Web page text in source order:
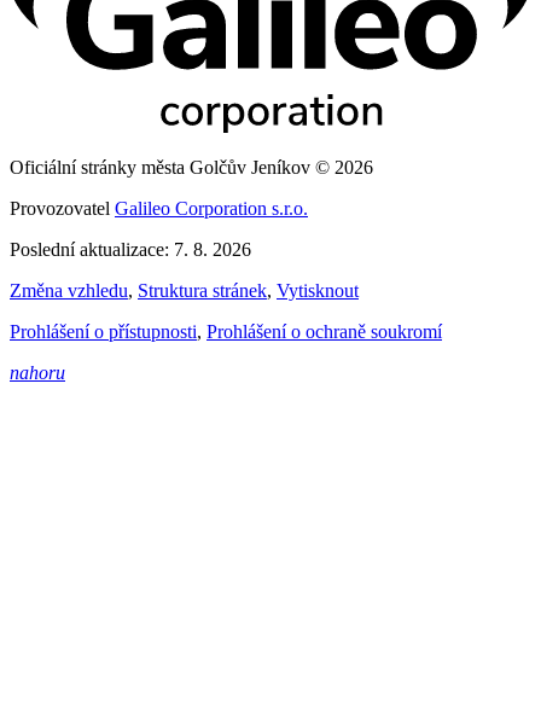
Oficiální stránky města Golčův Jeníkov © 2026
Provozovatel Galileo Corporation s.r.o.
Poslední aktualizace: 7. 8. 2026
Změna vzhledu, Struktura stránek, Vytisknout
Prohlášení o přístupnosti, Prohlášení o ochraně soukromí
nahoru